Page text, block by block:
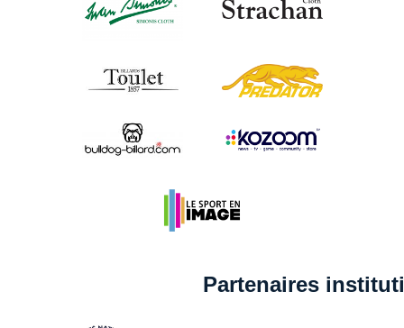
Partenaires